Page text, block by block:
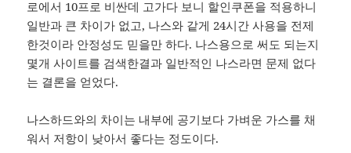
로에서 10프로 비싼데 고가다 보니 할인쿠폰을 적용하니
일반과 큰 차이가 없고, 나스와 같게 24시간 사용을 전제
한것이라 안정성도 믿을만 하다. 나스용으로 써도 되는지
몇개 사이트를 검색한결과 일반적인 나스라면 문제 없다
는 결론을 얻었다.
나스하드와의 차이는 내부에 공기보다 가벼운 가스를 채
워서 저항이 낮아서 좋다는 정도이다.